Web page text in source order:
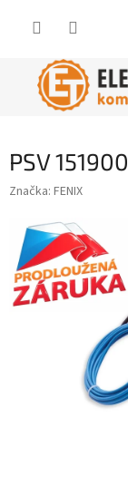
PSV 151900
Značka: FENIX